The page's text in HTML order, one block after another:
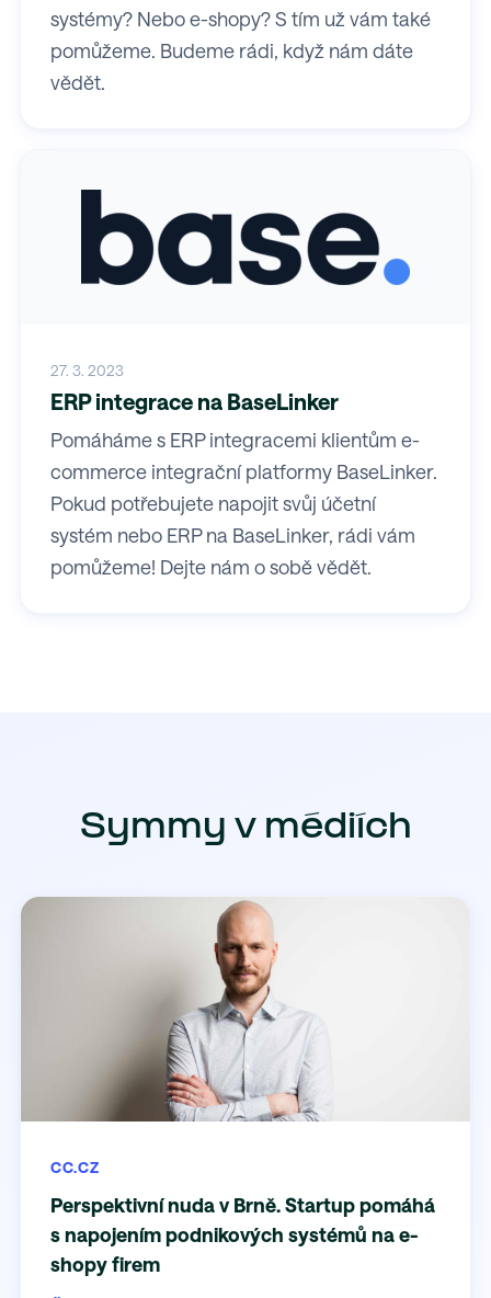
systémy? Nebo e-shopy? S tím už vám také
pomůžeme. Budeme rádi, když nám dáte
vědět.
27. 3. 2023
ERP integrace na BaseLinker
Pomáháme s ERP integracemi klientům e-
commerce integrační platformy BaseLinker.
Pokud potřebujete napojit svůj účetní
systém nebo ERP na BaseLinker, rádi vám
pomůžeme! Dejte nám o sobě vědět.
Symmy v médiích
CC.CZ
Perspektivní nuda v Brně. Startup pomáhá
s napojením podnikových systémů na e-
shopy firem